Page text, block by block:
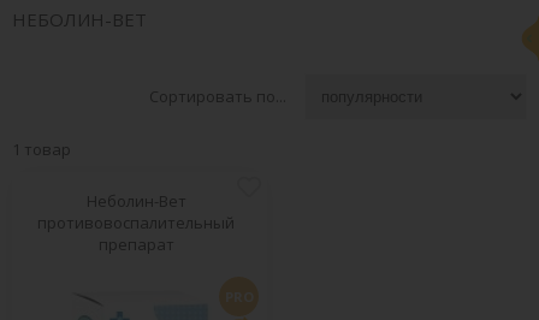
НЕБОЛИН-ВЕТ
Сортировать по...
1 товар
Неболин-Вет
противовоспалительный
препарат